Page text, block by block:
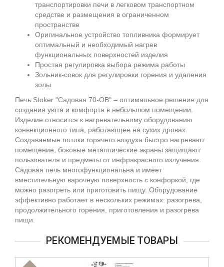
транспортировки печи в легковом транспортном
средстве и размещения в ограниченном
пространстве
Оригинальное устройство топливника формирует
оптимальный и необходимый нагрев
функциональных поверхностей изделия
Простая регулировка выбора режима работы
Зольник-совок для регулировки горения и удаления
золы
Печь Stoker "Садовая 70-ОВ" – оптимальное решение для
создания уюта и комфорта в небольшом помещении.
Изделие относится к нагревательному оборудованию
конвекционного типа, работающее на сухих дровах.
Создаваемые потоки горячего воздуха быстро нагревают
помещение, боковые металлические экраны защищают
пользователя и предметы от инфракрасного излучения.
Садовая печь многофункциональна и имеет
вместительную варочную поверхность с конфоркой, где
можно разогреть или приготовить пищу. Оборудование
эффективно работает в нескольких режимах: разогрева,
продолжительного горения, приготовления и разогрева
пищи.
РЕКОМЕНДУЕМЫЕ ТОВАРЫ